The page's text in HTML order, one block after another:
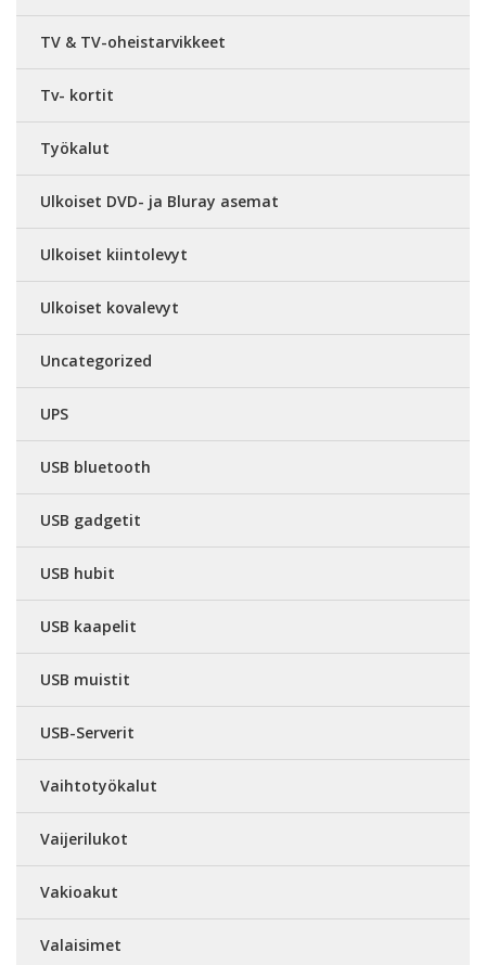
TV & TV-oheistarvikkeet
Tv- kortit
Työkalut
Ulkoiset DVD- ja Bluray asemat
Ulkoiset kiintolevyt
Ulkoiset kovalevyt
Uncategorized
UPS
USB bluetooth
USB gadgetit
USB hubit
USB kaapelit
USB muistit
USB-Serverit
Vaihtotyökalut
Vaijerilukot
Vakioakut
Valaisimet